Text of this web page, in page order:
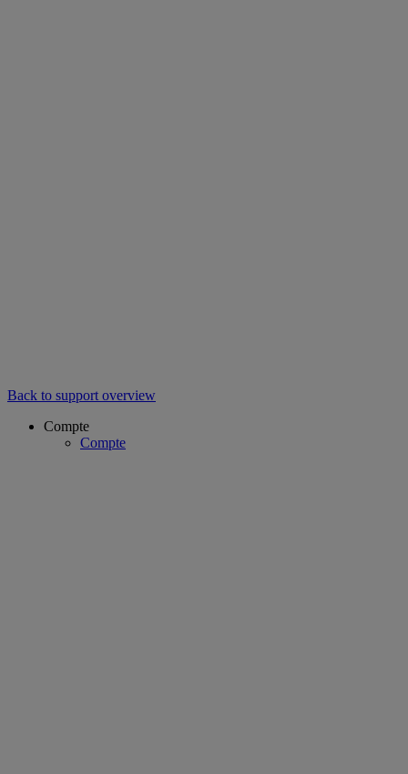
Back to support overview
Compte
Compte